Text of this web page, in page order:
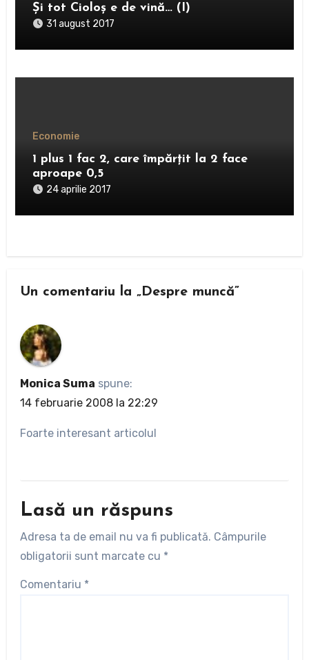
Şi tot Cioloş e de vină… (I)
31 august 2017
Economie
1 plus 1 fac 2, care împărțit la 2 face
aproape 0,5
24 aprilie 2017
Un comentariu la „Despre muncă”
Monica Suma spune:
14 februarie 2008 la 22:29
Foarte interesant articolul
Lasă un răspuns
Adresa ta de email nu va fi publicată. Câmpurile
obligatorii sunt marcate cu *
Comentariu *